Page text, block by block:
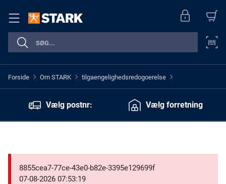
Forside > Om STARK > tilgaengelighedsredogoerelse >
Vælg postnr: Vælg forretning
8855cea7-77ce-43e0-b82e-3395e129699f
07-08-2026 07:53:19